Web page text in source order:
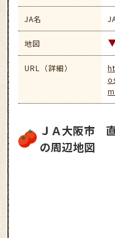
JA名
地図
URL（詳細）
ＪＡ大阪市
の周辺地図